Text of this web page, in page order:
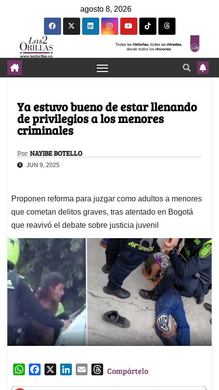
agosto 8, 2026
Ya estuvo bueno de estar llenando
de privilegios a los menores
criminales
Por NAYIBE BOTELLO
JUN 9, 2025
Proponen reforma para juzgar como adultos a menores
que cometan delitos graves, tras atentado en Bogotá
que reavivó el debate sobre justicia juvenil
W
TCompártelo